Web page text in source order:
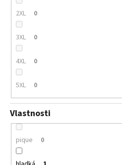
2XL 0
3XL 0
4XL 0
5XL 0
Vlastnosti
pique 0